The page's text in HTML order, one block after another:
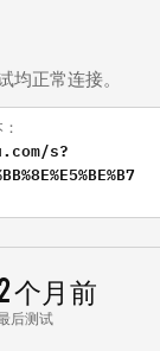
均正常连接。
s?
个月前
后测试